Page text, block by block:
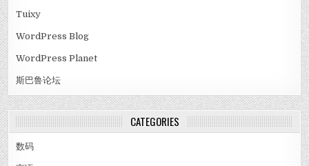
Tuixy
WordPress Blog
WordPress Planet
斯巴鲁论坛
CATEGORIES
数码